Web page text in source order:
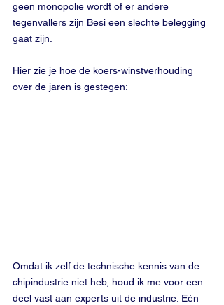
geen monopolie wordt of er andere
tegenvallers zijn Besi een slechte belegging
gaat zijn.
Hier zie je hoe de koers-winstverhouding
over de jaren is gestegen:
Omdat ik zelf de technische kennis van de
chipindustrie niet heb, houd ik me voor een
deel vast aan experts uit de industrie. Eén